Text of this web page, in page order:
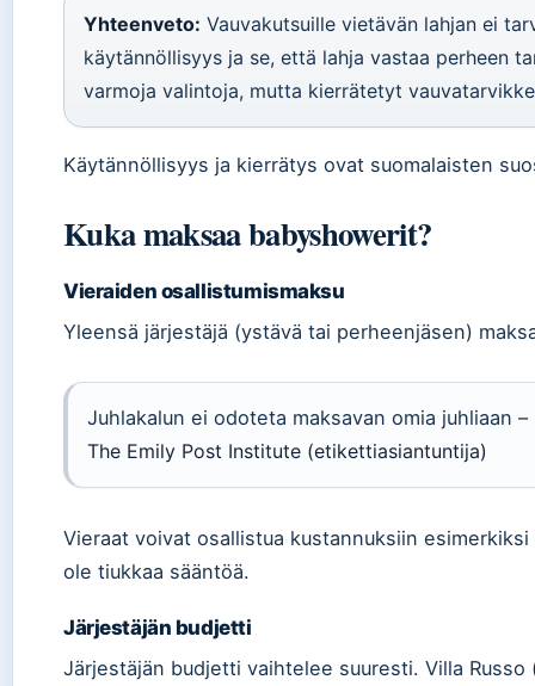
Yhteenveto: Vauvakutsuille vietävän lahjan ei
käytännöllisyys ja se, että lahja vastaa perheen
varmoja valintoja, mutta kierrätetyt
Käytännöllisyys ja kierrätys ovat suomalaisten
Kuka maksaa babyshowerit?
Vieraiden osallistumismaksu
Yleensä järjestäjä (ystävä tai perheenjäsen)
Juhlakalun ei odoteta maksavan omia juhliaan
The Emily Post Institute (etikettiasiantuntija)
Vieraat voivat osallistua kustannuksiin
ole tiukkaa sääntöä.
Järjestäjän budjetti
Järjestäjän budjetti vaihtelee suuresti. Villa